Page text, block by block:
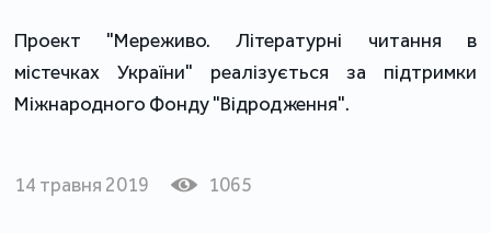
Проект "Мереживо. Літературні читання в
містечках України" реалізується за підтримки
Міжнародного Фонду "Відродження".
14 травня 2019 1065